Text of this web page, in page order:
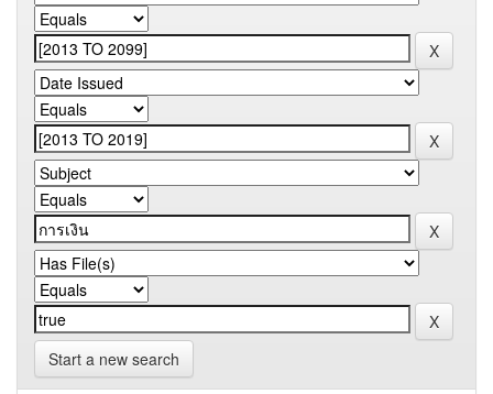
Start a new search